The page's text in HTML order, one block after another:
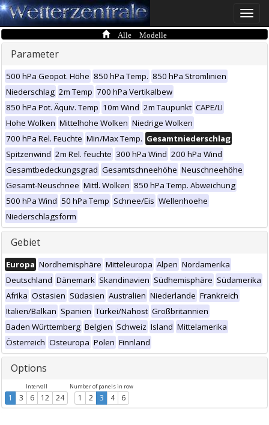
Toggle
Alle Modelle
Parameter
500 hPa Geopot. Höhe 850 hPa Temp. 850 hPa Stromlinien
Niederschlag 2m Temp 700 hPa Vertikalbew
850 hPa Pot. Äquiv. Temp 10m Wind 2m Taupunkt CAPE/LI
Hohe Wolken Mittelhohe Wolken Niedrige Wolken
700 hPa Rel. Feuchte Min/Max Temp. Gesamtniederschlag
Spitzenwind 2m Rel. feuchte 300 hPa Wind 200 hPa Wind
Gesamtbedeckungsgrad Gesamtschneehöhe Neuschneehöhe
Gesamt-Neuschnee Mittl. Wolken 850 hPa Temp. Abweichung
500 hPa Wind 50 hPa Temp Schnee/Eis Wellenhoehe
Niederschlagsform
Gebiet
Europa Nordhemisphäre Mitteleuropa Alpen Nordamerika
Deutschland Dänemark Skandinavien Südhemisphäre Südamerika
Afrika Ostasien Südasien Australien Niederlande Frankreich
Italien/Balkan Spanien Türkei/Nahost Großbritannien
Baden Württemberg Belgien Schweiz Island Mittelamerika
Österreich Osteuropa Polen Finnland
Options
Intervall
1 3 6 12 24
Number of panels in row
1 2 3 4 6